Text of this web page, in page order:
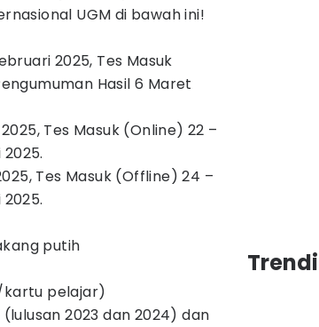
UGM di bawah ini!
2025, Tes Masuk
Hasil 6 Maret
Tes Masuk (Online) 22 –
Tes Masuk (Offline) 24 –
putih
kartu pelajar)
(lulusan 2023 dan 2024) dan